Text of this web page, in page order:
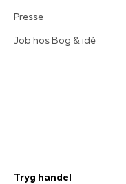
Presse
Job hos Bog & idé
Tryg handel